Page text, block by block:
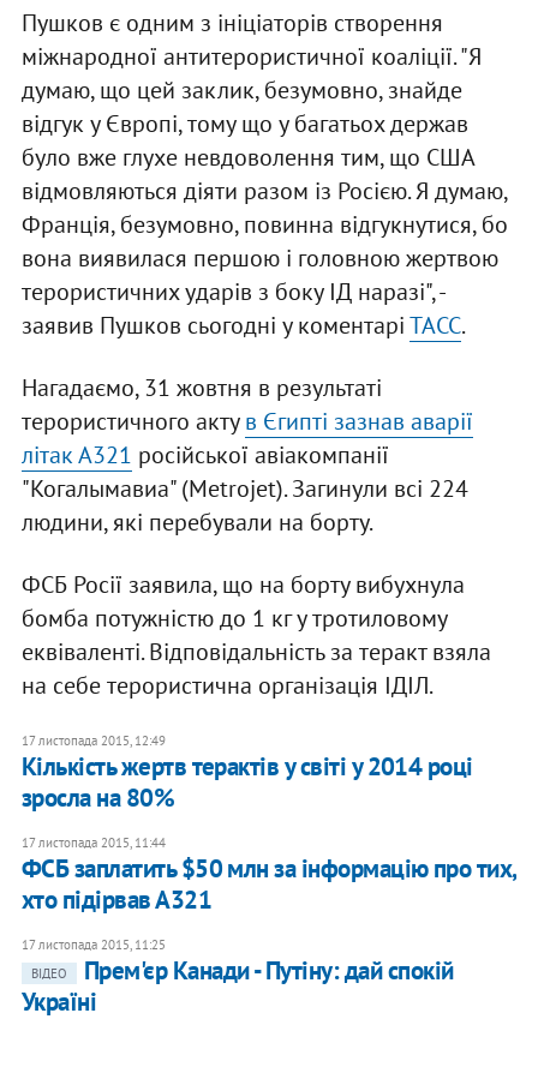
Пушков є одним з ініціаторів створення
міжнародної антитерористичної коаліції. "Я
думаю, що цей заклик, безумовно, знайде
відгук у Європі, тому що у багатьох держав
було вже глухе невдоволення тим, що США
відмовляються діяти разом із Росією. Я думаю,
Франція, безумовно, повинна відгукнутися, бо
вона виявилася першою і головною жертвою
терористичних ударів з боку ІД наразі", -
заявив Пушков сьогодні у коментаріТАСС.
Нагадаємо, 31 жовтня в результаті
терористичного актув Єгипті зазнав аварії
літак А321 російської авіакомпанії
"Когалымавиа" (Metrojet). Загинули всі 224
людини, які перебували на борту.
ФСБ Росії заявила, що на борту вибухнула
бомба потужністю до 1 кг у тротиловому
еквіваленті. Відповідальність за теракт взяла
на себе терористична організація ІДІЛ.
17 листопада 2015, 12:49
Кількість жертв терактів у світі у 2014 році
зросла на 80%
17 листопада 2015, 11:44
ФСБ заплатить $50 млн за інформацію про тих,
хто підірвав А321
17 листопада 2015, 11:25
ВІДЕО
Прем'єр Канади - Путіну: дай спокій
Україні